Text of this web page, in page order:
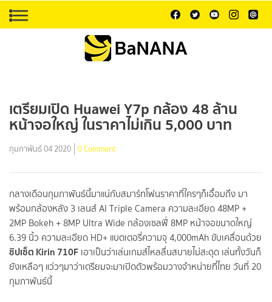
เตรียมเปิด Huawei Y7p กล้อง 48 ล้าน
หน้าจอใหญ่ ในราคาไม่เกิน 5,000 บาท
กุมภาพันธ์ 04 2020 0 Comment
กลางเดือนกุมภาพันธ์นี้มาแน่กับสมาร์ทโฟนราคาที่ใครๆก็เอื้อมถึง มา
พร้อมกล้องหลัง 3 เลนส์ AI Triple Camera ความละเอียด 48MP +
2MP Bokeh + 8MP Ultra Wide กล้องเซลฟี่ 8MP หน้าจอขนาดใหญ่
6.39 นิ้ว ความละเอียด HD+ แบตเตอรี่ความจุ 4,000mAh ขับเคลื่อนด้วย
ชิปเซ็ต Kirin 710F เอาเป็นว่าเล่นเกมส์ไหลลื่นสบายไม่สะดุด เล่นทั้งวันก็
ยังเหลือๆ แว่วๆมาว่าเตรียมจะมาเปิดตัวพร้อมวางจำหน่ายที่ไทย วันที่ 20
กุมภาพันธ์นี้